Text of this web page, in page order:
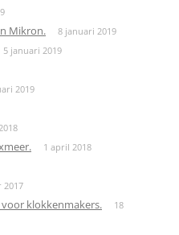
Mikron. 8 januari 2019
5 januari 2019
2019
1 april 2018
2017
voor klokkenmakers.
18